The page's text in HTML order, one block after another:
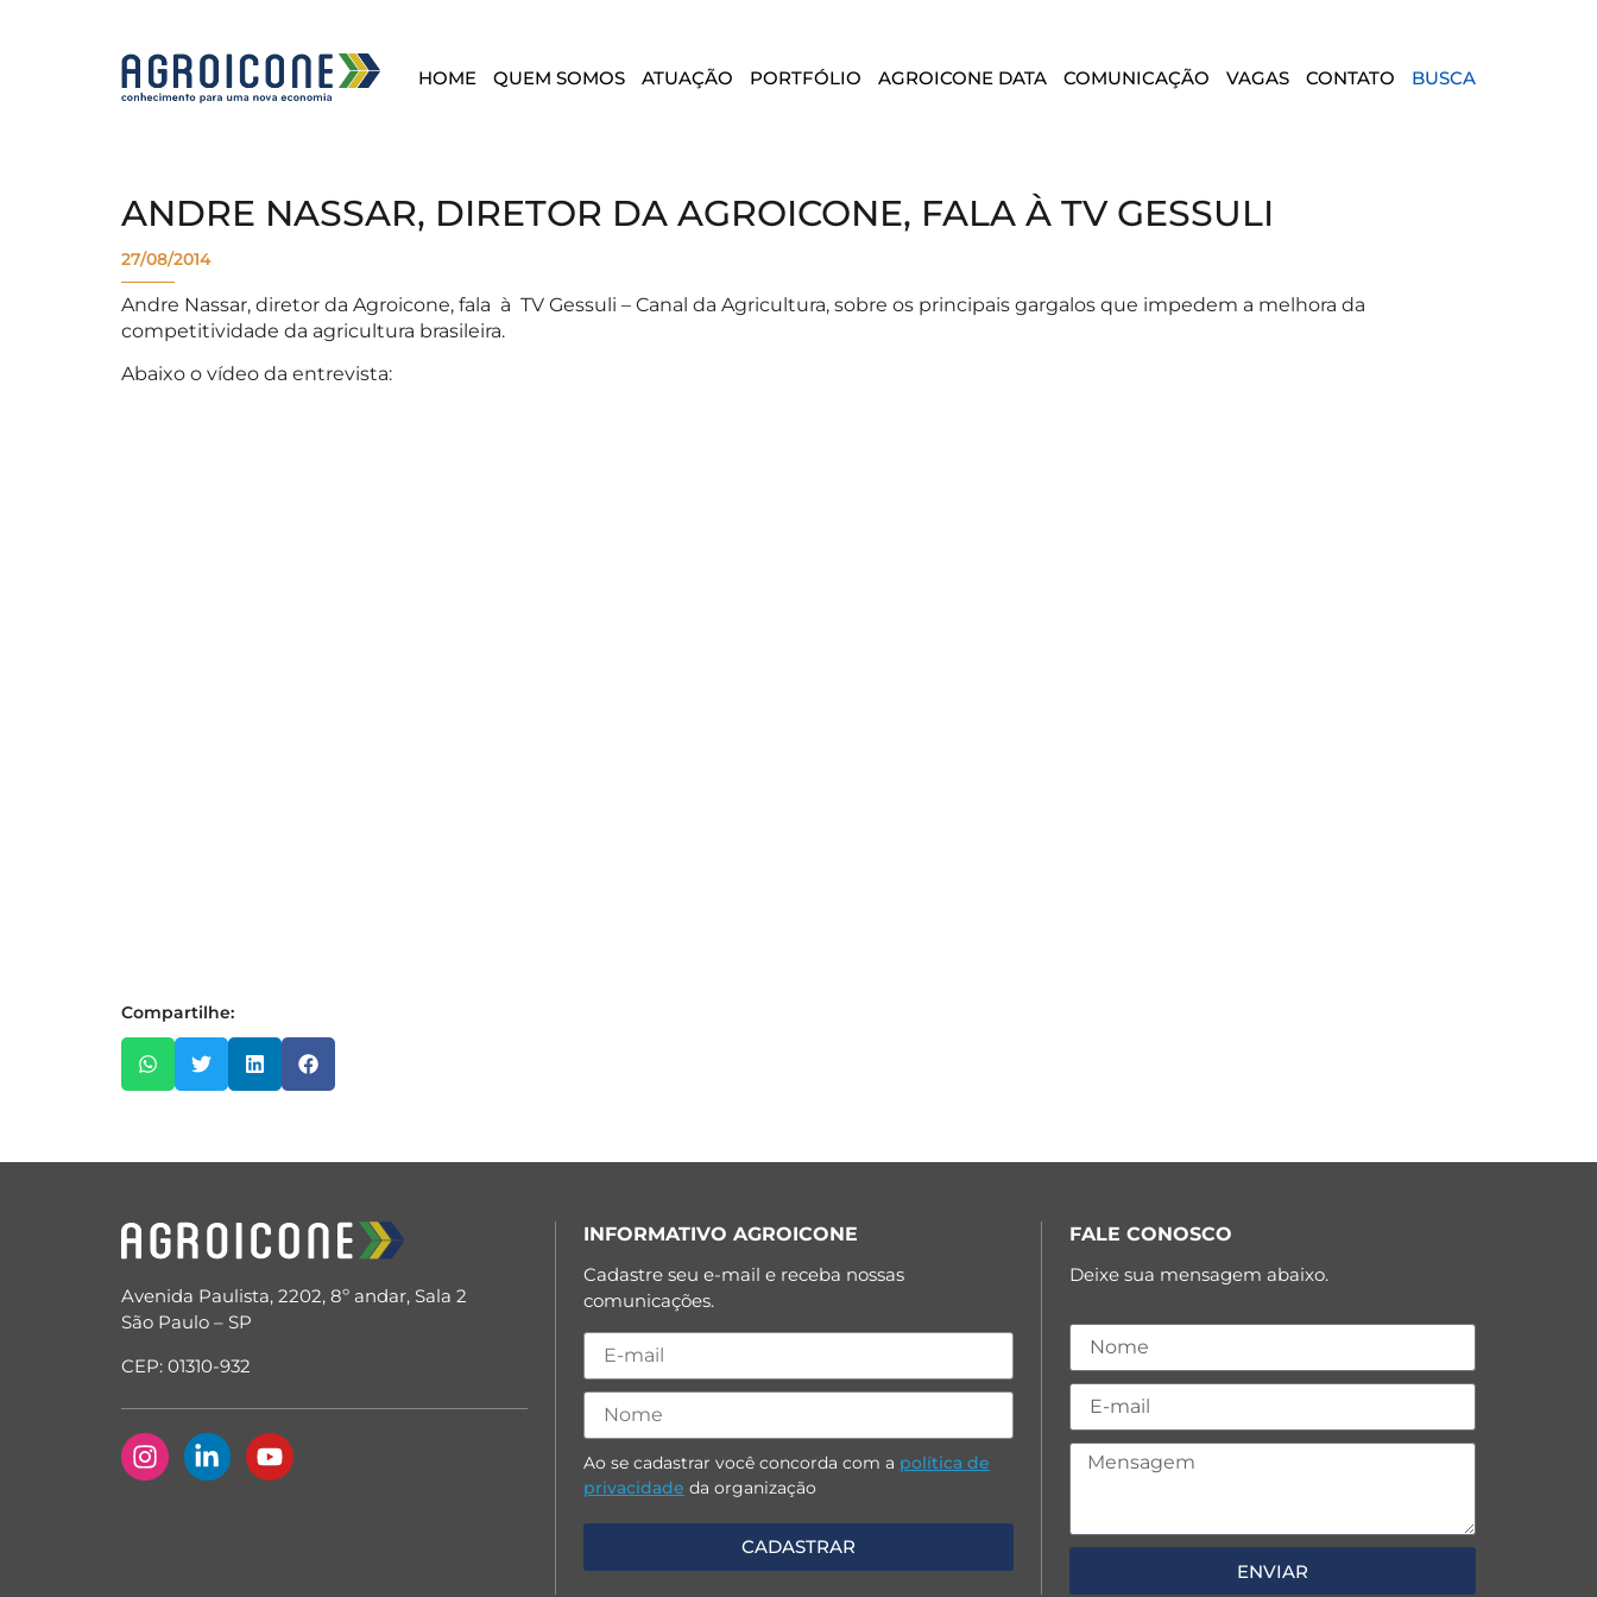
HOME QUEM SOMOS ATUAÇÃO PORTFÓLIO AGROICONE DATA COMUNICAÇÃO VAGAS CONTATO BUSCA
ANDRE NASSAR, DIRETOR DA AGROICONE, FALA À TV GESSULI
27/08/2014
Andre Nassar, diretor da Agroicone, fala à TV Gessuli – Canal da Agricultura, sobre os principais gargalos que impedem a melhora da
competitividade da agricultura brasileira.
Abaixo o vídeo da entrevista:
Compartilhe:
Avenida Paulista, 2202, 8º andar, Sala 2
São Paulo – SP
CEP: 01310-932
INFORMATIVO AGROICONE
Cadastre seu e-mail e receba nossas
comunicações.
Ao se cadastrar você concorda com a política de
privacidade da organização
FALE CONOSCO
Deixe sua mensagem abaixo.
ENVIAR